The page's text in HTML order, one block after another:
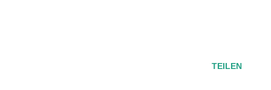
TEILEN